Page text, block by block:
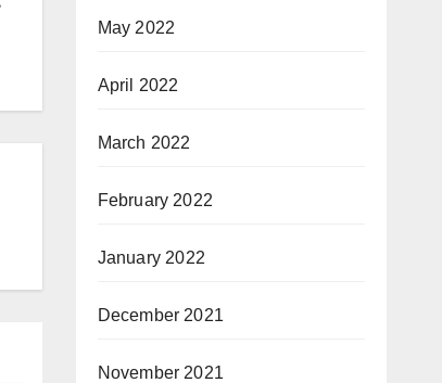
May 2022
April 2022
March 2022
February 2022
January 2022
December 2021
November 2021